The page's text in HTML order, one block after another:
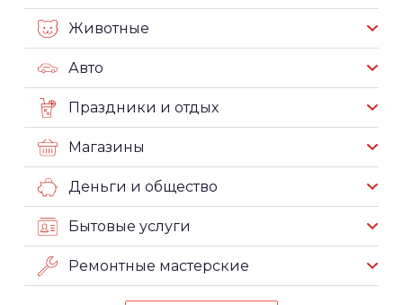
Животные
Авто
Праздники и отдых
Магазины
Деньги и общество
Бытовые услуги
Ремонтные мастерские